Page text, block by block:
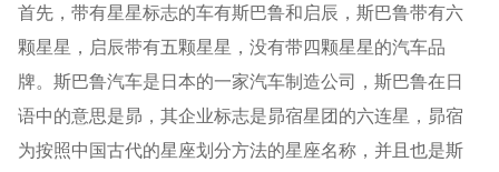
首先，带有星星标志的车有斯巴鲁和启辰，斯巴鲁带有六
颗星星，启辰带有五颗星星，没有带四颗星星的汽车品
牌。斯巴鲁汽车是日本的一家汽车制造公司，斯巴鲁在日
语中的意思是昴，其企业标志是昴宿星团的六连星，昴宿
为按照中国古代的星座划分方法的星座名称，并且也是斯